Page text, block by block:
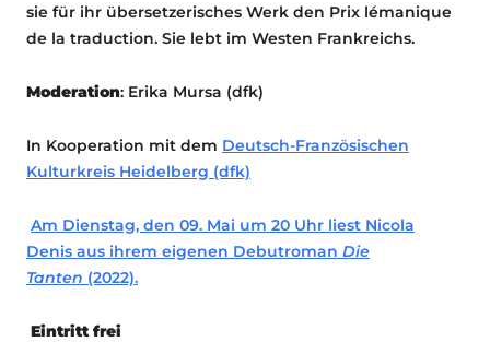
sie für ihr übersetzerisches Werk den Prix lémanique
de la traduction. Sie lebt im Westen Frankreichs.
Moderation: Erika Mursa (dfk)
In Kooperation mit dem Deutsch-Französischen
Kulturkreis Heidelberg (dfk)
Am Dienstag, den 09. Mai um 20 Uhr liest Nicola
Denis aus ihrem eigenen Debutroman Die
Tanten (2022).
Eintritt frei